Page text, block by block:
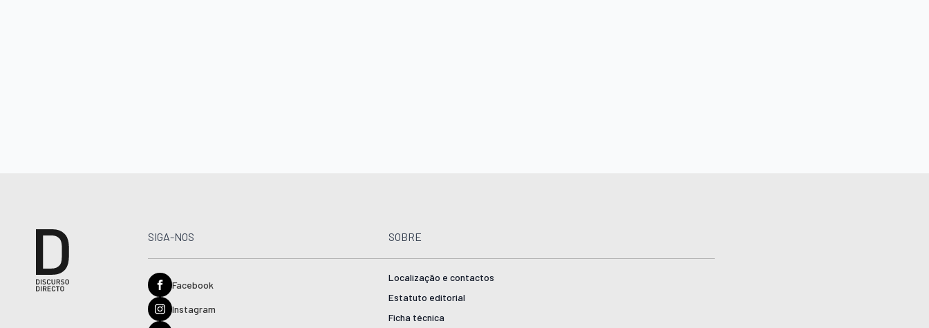
SIGA-NOS
Facebook
Instagram
SOBRE
Localização e contactos
Estatuto editorial
Ficha técnica